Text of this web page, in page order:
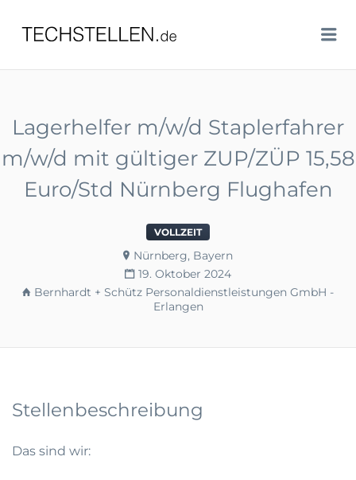
TECHSTELLEN.DE
Lagerhelfer m/w/d Staplerfahrer
m/w/d mit gültiger ZUP/ZÜP 15,58
Euro/Std Nürnberg Flughafen
VOLLZEIT
Nürnberg, Bayern
19. Oktober 2024
Bernhardt + Schütz Personaldienstleistungen GmbH -
Erlangen
Stellenbeschreibung
Das sind wir: